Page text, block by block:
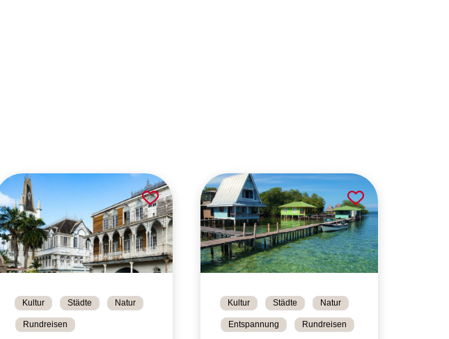
Kultur Städte Natur
Rundreisen
Kultur Städte Natur
Entspannung Rundreisen